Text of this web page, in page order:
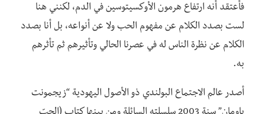
فأعتقد أنه ارتفاع هرمون الأوكسيتوسين في الدم، لكنني هنا
لست بصدد الكلام عن مفهوم الحب ولا عن أنواعه، بل أنا بصدد
الكلام عن نظرة الناس له في عصرنا الحالي وتأثيرهم ثم تأثرهم
به.
أصدر عالم الاجتماع البولندي ذو الأصول اليهودية “زيجمونت